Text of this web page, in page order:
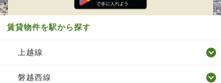
賃貸物件を駅から探す
上越線
磐越西線